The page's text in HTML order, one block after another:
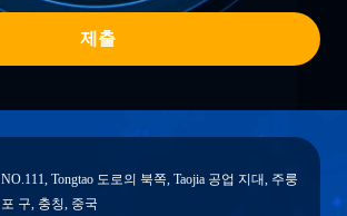
제출
NO.111, Tongtao 도로의 북쪽, Taojia 공업 지대, 주룽
포 구, 충칭, 중국